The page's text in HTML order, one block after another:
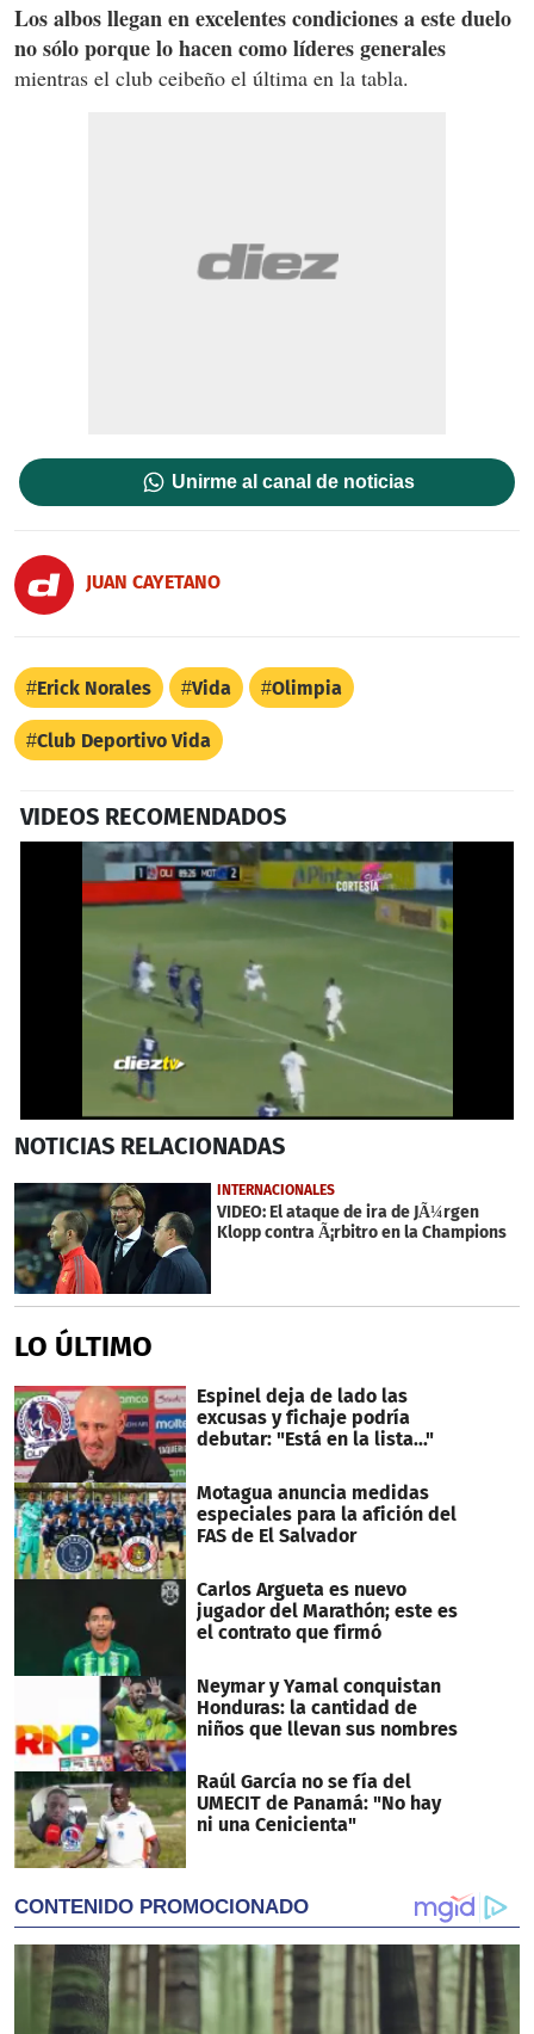
Los albos llegan en excelentes condiciones a este duelo
no sólo porque lo hacen como líderes generales
mientras el club ceibeño el última en la tabla.
Unirme al canal de noticias
JUAN CAYETANO
Erick Norales Vida Olimpia
Club Deportivo Vida
VIDEOS RECOMENDADOS
seconds
27
seconds
NOTICIAS RELACIONADAS
INTERNACIONALES
VIDEO: El ataque de ira de JÃ¼rgen
Klopp contra Ã¡rbitro en la Champions
LO ÚLTIMO
Espinel deja de lado las
excusas y fichaje podría
debutar: "Está en la lista..."
Motagua anuncia medidas
especiales para la afición del
FAS de El Salvador
Carlos Argueta es nuevo
jugador del Marathón; este es
el contrato que firmó
Neymar y Yamal conquistan
Honduras: la cantidad de
niños que llevan sus nombres
Raúl García no se fía del
UMECIT de Panamá: "No hay
ni una Cenicienta"